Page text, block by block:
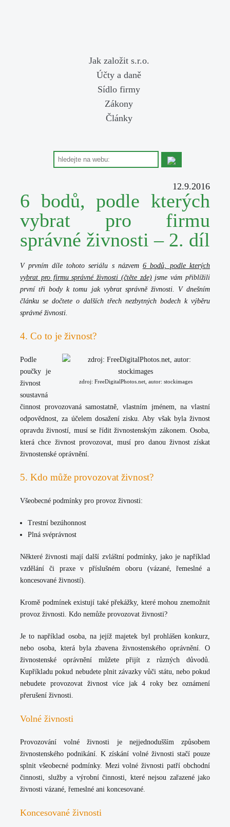
Jak založit s.r.o.
Účty a daně
Sídlo firmy
Zákony
Články
6 bodů, podle kterých
vybrat pro firmu
správné živnosti – 2. díl
12.9.2016
V prvním díle tohoto seriálu s názvem 6 bodů, podle kterých
vybrat pro firmu správné živnosti (čtěte zde)jsme vám přiblížili
první tři body k tomu jak vybrat správně živnosti. V dnešním
článku se dočtete o dalších třech nezbytných bodech k výběru
správné živnosti.
4. Co to je živnost?
zdroj: FreeDigitalPhotos.net, autor: stockimages
Podle
poučky je
živnost
soustavná
činnost provozovaná samostatně, vlastním jménem, na vlastní
odpovědnost, za účelem dosažení zisku. Aby však byla živnost
opravdu živností, musí se řídit živnostenským zákonem. Osoba,
která chce živnost provozovat, musí pro danou živnost získat
živnostenské oprávnění.
5. Kdo může provozovat živnost?
Všeobecné podmínky pro provoz živnosti:
Trestní bezúhonnost
Plná svéprávnost
Některé živnosti mají další zvláštní podmínky, jako je například
vzdělání či praxe v příslušném oboru (vázané, řemeslné a
koncesované živností).
Kromě podmínek existují také překážky, které mohou znemožnit
provoz živnosti. Kdo nemůže provozovat živnosti?
Je to například osoba, na jejíž majetek byl prohlášen konkurz,
nebo osoba, která byla zbavena živnostenského oprávnění. O
živnostenské oprávnění můžete přijít z různých důvodů.
Kupříkladu pokud nebudete plnit závazky vůči státu, nebo pokud
nebudete provozovat živnost více jak 4 roky bez oznámení
přerušení živnosti.
Volné živnosti
Provozování volné živnosti je nejjednodušším způsobem
živnostenského podnikání. K získání volné živnosti stačí pouze
splnit všeobecné podmínky. Mezi volné živnosti patří obchodní
činnosti, služby a výrobní činnosti, které nejsou zařazené jako
živnosti vázané, řemeslné ani koncesované.
Koncesované živnosti